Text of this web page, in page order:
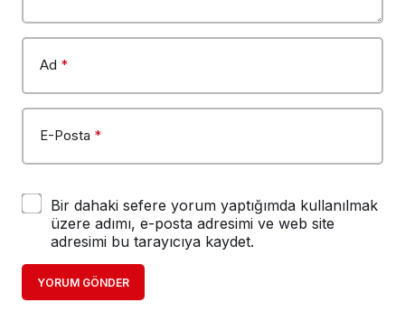
Ad *
E-Posta *
Bir dahaki sefere yorum yaptığımda kullanılmak
üzere adımı, e-posta adresimi ve web site
adresimi bu tarayıcıya kaydet.
YORUM GÖNDER